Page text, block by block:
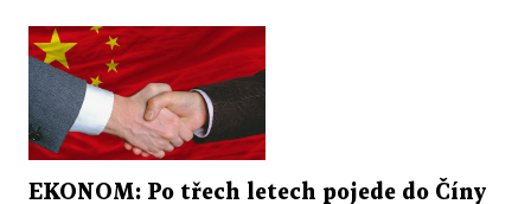
EKONOM: Po třech letech pojede do Číny